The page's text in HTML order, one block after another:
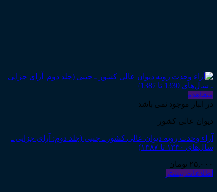
مشاهده
در انبار موجود نمی باشد
دیوان عالی کشور
آراء وحدت رویه دیوان عالی کشور ـ جیبی (جلد دوم: آرای جزایی ـ
سال‌های ۱۳۳۰ تا ۱۳۸۷)
۲۵,۰۰۰ تومان
اطلاعات بیشتر